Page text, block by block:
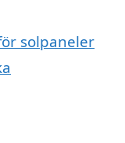
solpaneler